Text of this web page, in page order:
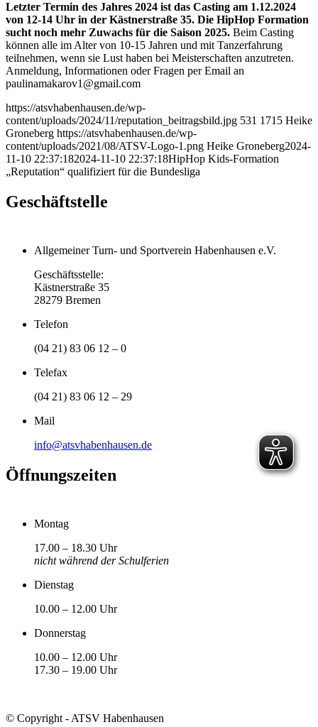
Letzter Termin des Jahres 2024 ist das Casting am 1.12.2024
von 12-14 Uhr in der Kästnerstraße 35. Die HipHop Formation
sucht noch mehr Zuwachs für die Saison 2025. Beim Casting
können alle im Alter von 10-15 Jahren und mit Tanzerfahrung
teilnehmen, wenn sie Lust haben bei Meisterschaften anzutreten.
Anmeldung, Informationen oder Fragen per Email an
paulinamakarov1@gmail.com
https://atsvhabenhausen.de/wp-
content/uploads/2024/11/reputation_beitragsbild.jpg 531 1715 Heike
Groneberg https://atsvhabenhausen.de/wp-
content/uploads/2021/08/ATSV-Logo-1.png Heike Groneberg2024-
11-10 22:37:182024-11-10 22:37:18HipHop Kids-Formation
„Reputation“ qualifiziert für die Bundesliga
Geschäftstelle
Allgemeiner Turn- und Sportverein Habenhausen e.V.
Geschäftsstelle:
Kästnerstraße 35
28279 Bremen
Telefon
(04 21) 83 06 12 – 0
Telefax
(04 21) 83 06 12 – 29
Mail
info@atsvhabenhausen.de
Öffnungszeiten
Montag
17.00 – 18.30 Uhr
nicht während der Schulferien
Dienstag
10.00 – 12.00 Uhr
Donnerstag
10.00 – 12.00 Uhr
17.30 – 19.00 Uhr
© Copyright - ATSV Habenhausen